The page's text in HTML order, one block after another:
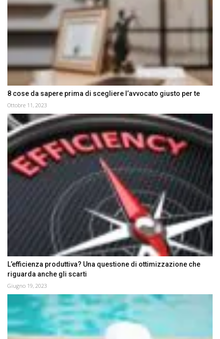
8 cose da sapere prima di scegliere l’avvocato giusto per te
Ottobre 11, 2023
L’efficienza produttiva? Una questione di ottimizzazione che
riguarda anche gli scarti
Giugno 19, 2023